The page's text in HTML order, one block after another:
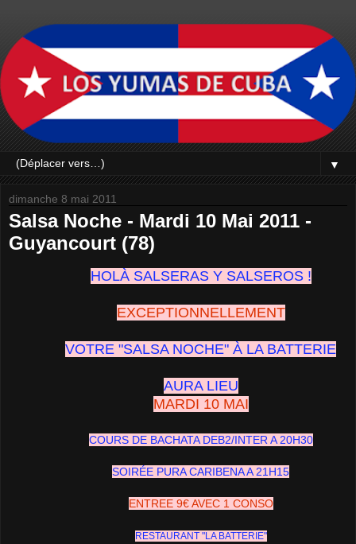
▼
dimanche 8 mai 2011
Salsa Noche - Mardi 10 Mai 2011 -
Guyancourt (78)
HOLÀ SALSERAS Y SALSEROS !
EXCEPTIONNELLEMENT
VOTRE "SALSA NOCHE" À LA BATTERIE
AURA LIEU
MARDI 10 MAI
COURS DE BACHATA DEB2/INTER A 20H30
SOIRÉE PURA CARIBENA A 21H15
ENTREE 9€ AVEC 1 CONSO
RESTAURANT "LA BATTERIE"